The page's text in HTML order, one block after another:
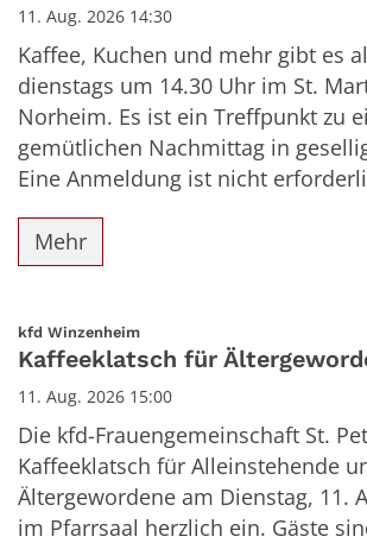
11. Aug. 2026 14:30
Kaffee, Kuchen und mehr gibt es
dienstags um 14.30 Uhr im St.
Norheim. Es ist ein Treffpunkt zu
gemütlichen Nachmittag in
Eine Anmeldung ist nicht
Mehr
kfd Winzenheim:
Kaffeeklatsch für
11. Aug. 2026 15:00
Die kfd-Frauengemeinschaft St.
Kaffeeklatsch für Alleinstehende
Ältergewordene am Dienstag, 11.
im Pfarrsaal herzlich ein. Gäste